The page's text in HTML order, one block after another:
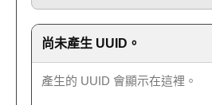
尚未產生 UUID。